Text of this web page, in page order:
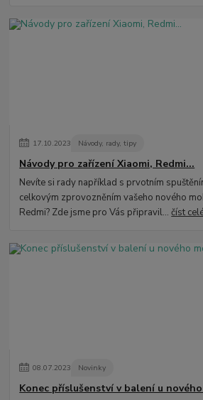
17.10.2023 Návody, rady, tipy
Návody pro zařízení Xiaomi, Redmi...
Nevíte si rady například s prvotním
celkovým zprovozněním vašeho nového
Redmi? Zde jsme pro Vás připravil...číst
08.07.2023 Novinky
Konec příslušenství v balení u